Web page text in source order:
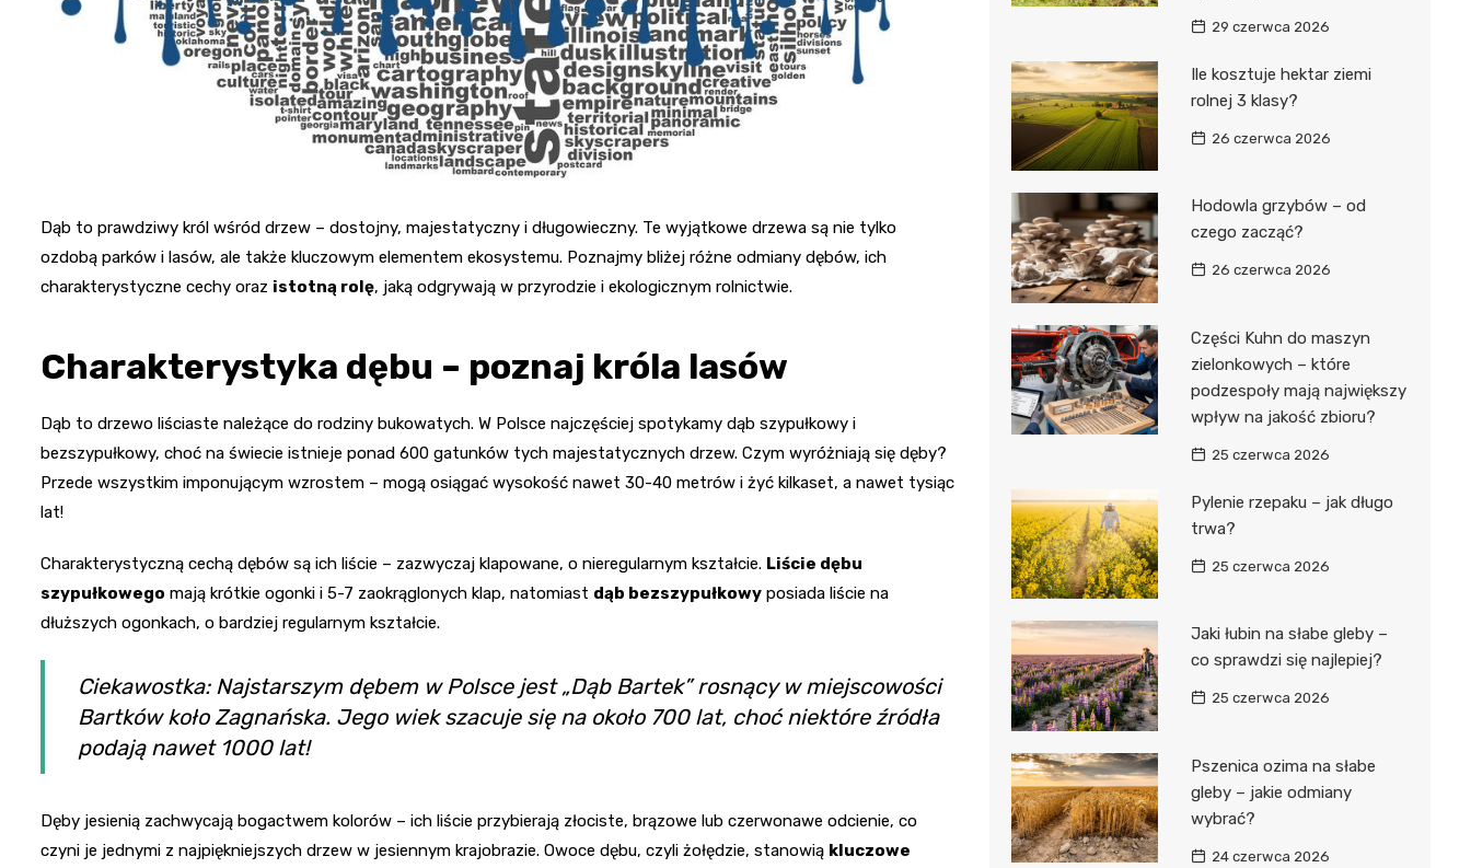
Dąb to prawdziwy król wśród drzew – dostojny, majestatyczny i długowieczny. Te wyjątkowe drzewa są nie tylko
ozdobą parków i lasów, ale także kluczowym elementem ekosystemu. Poznajmy bliżej różne odmiany dębów, ich
charakterystyczne cechy oraz istotną rolę, jaką odgrywają w przyrodzie i ekologicznym rolnictwie.
Charakterystyka dębu – poznaj króla lasów
Dąb to drzewo liściaste należące do rodziny bukowatych. W Polsce najczęściej spotykamy dąb szypułkowy i
bezszypułkowy, choć na świecie istnieje ponad 600 gatunków tych majestatycznych drzew. Czym wyróżniają się dęby?
Przede wszystkim imponującym wzrostem – mogą osiągać wysokość nawet 30-40 metrów i żyć kilkaset, a nawet tysiąc
lat!
Charakterystyczną cechą dębów są ich liście – zazwyczaj klapowane, o nieregularnym kształcie. Liście dębu
szypułkowego mają krótkie ogonki i 5-7 zaokrąglonych klap, natomiast dąb bezszypułkowy posiada liście na
dłuższych ogonkach, o bardziej regularnym kształcie.
Ciekawostka: Najstarszym dębem w Polsce jest „Dąb Bartek” rosnący w miejscowości
Bartków koło Zagnańska. Jego wiek szacuje się na około 700 lat, choć niektóre źródła
podają nawet 1000 lat!
Dęby jesienią zachwycają bogactwem kolorów – ich liście przybierają złociste, brązowe lub czerwonawe odcienie, co
czyni je jednymi z najpiękniejszych drzew w jesiennym krajobrazie. Owoce dębu, czyli żołędzie, stanowią kluczowe
29 czerwca 2026
Ile kosztuje hektar ziemi
rolnej 3 klasy?
26 czerwca 2026
Hodowla grzybów – od
czego zacząć?
26 czerwca 2026
Części Kuhn do maszyn
zielonkowych – które
podzespoły mają największy
wpływ na jakość zbioru?
25 czerwca 2026
Pylenie rzepaku – jak długo
trwa?
25 czerwca 2026
Jaki łubin na słabe gleby –
co sprawdzi się najlepiej?
25 czerwca 2026
Pszenica ozima na słabe
gleby – jakie odmiany
wybrać?
24 czerwca 2026